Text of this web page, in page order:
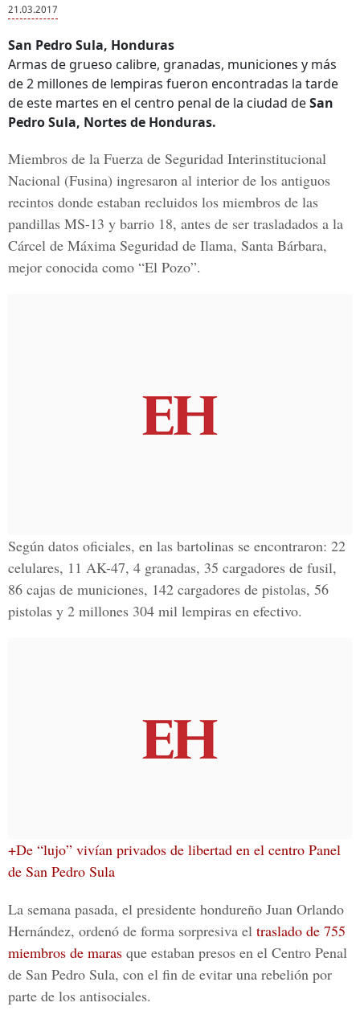
21.03.2017
San Pedro Sula, Honduras
Armas de grueso calibre, granadas, municiones y más
de 2 millones de lempiras fueron encontradas la tarde
de este martes en el centro penal de la ciudad deSan
Pedro Sula, Nortes de Honduras.
Miembros de la Fuerza de Seguridad Interinstitucional
Nacional (Fusina) ingresaron al interior de los antiguos
recintos donde estaban recluidos los miembros de las
pandillas MS-13 y barrio 18, antes de ser trasladados a la
Cárcel de Máxima Seguridad de Ilama, Santa Bárbara,
mejor conocida como “El Pozo”.
Según datos oficiales, en las bartolinas se encontraron: 22
celulares, 11 AK-47, 4 granadas, 35 cargadores de fusil,
86 cajas de municiones, 142 cargadores de pistolas, 56
pistolas y 2 millones 304 mil lempiras en efectivo.
+De “lujo” vivían privados de libertad en el centro Panel
de San Pedro Sula
La semana pasada, el presidente hondureño Juan Orlando
Hernández, ordenó de forma sorpresiva el traslado de 755
miembros de maras que estaban presos en el Centro Penal
de San Pedro Sula, con el fin de evitar una rebelión por
parte de los antisociales.